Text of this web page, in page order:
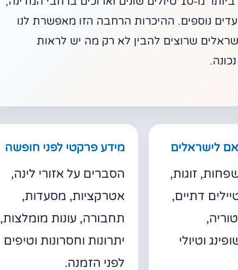
נוספים. ההיכרות הרחבה הזו מאפשרת לנו
שרוצים להבין לא רק מה יש לראות
לישראלים
זוגות,
דתיים,
וטיולי
מידע פרקטי לפני חופשה
הסברים על אזורי לינה,
אטרקציות, מסעדות,
תחבורה, עונות מומלצות,
יתרונות וחסרונות וטיפים
לפני הזמנה.